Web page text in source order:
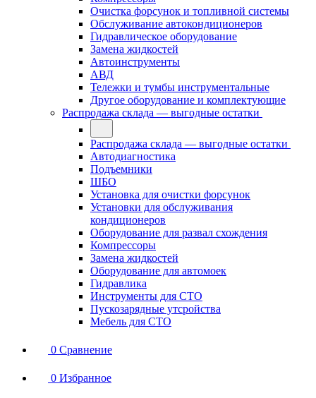
Очистка форсунок и топливной системы
Обслуживание автокондиционеров
Гидравлическое оборудование
Замена жидкостей
Автоинструменты
АВД
Тележки и тумбы инструментальные
Другое оборудование и комплектующие
Распродажа склада — выгодные остатки
Распродажа склада — выгодные остатки
Автодиагностика
Подъемники
ШБО
Установка для очистки форсунок
Установки для обслуживания
кондиционеров
Оборудование для развал схождения
Компрессоры
Замена жидкостей
Оборудование для автомоек
Гидравлика
Инструменты для СТО
Пускозарядные утсройства
Мебель для СТО
0 Сравнение
0 Избранное